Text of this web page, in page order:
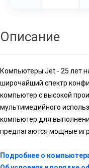
Описание
Компьютеры Jet - 25 лет
широчайший спектр
компьютер с высокой
мультимедийного
компьютер для
предлагаются мощные
Подробнее о